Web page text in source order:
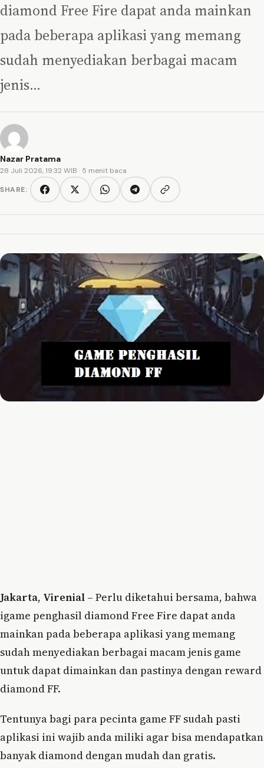
diamond Free Fire dapat anda mainkan
pada beberapa aplikasi yang memang
sudah menyediakan berbagai macam
jenis…
Nazar Pratama
28 Juli 2026, 19:32 WIB · 5 menit baca
SHARE:
FacebookTwitter/XWhatsAppTelegramCopy link
Jakarta, Virenial – Perlu diketahui bersama, bahwa
igame penghasil diamond Free Fire dapat anda
mainkan pada beberapa aplikasi yang memang
sudah menyediakan berbagai macam jenis game
untuk dapat dimainkan dan pastinya dengan reward
diamond FF.
Tentunya bagi para pecinta game FF sudah pasti
aplikasi ini wajib anda miliki agar bisa mendapatkan
banyak diamond dengan mudah dan gratis.